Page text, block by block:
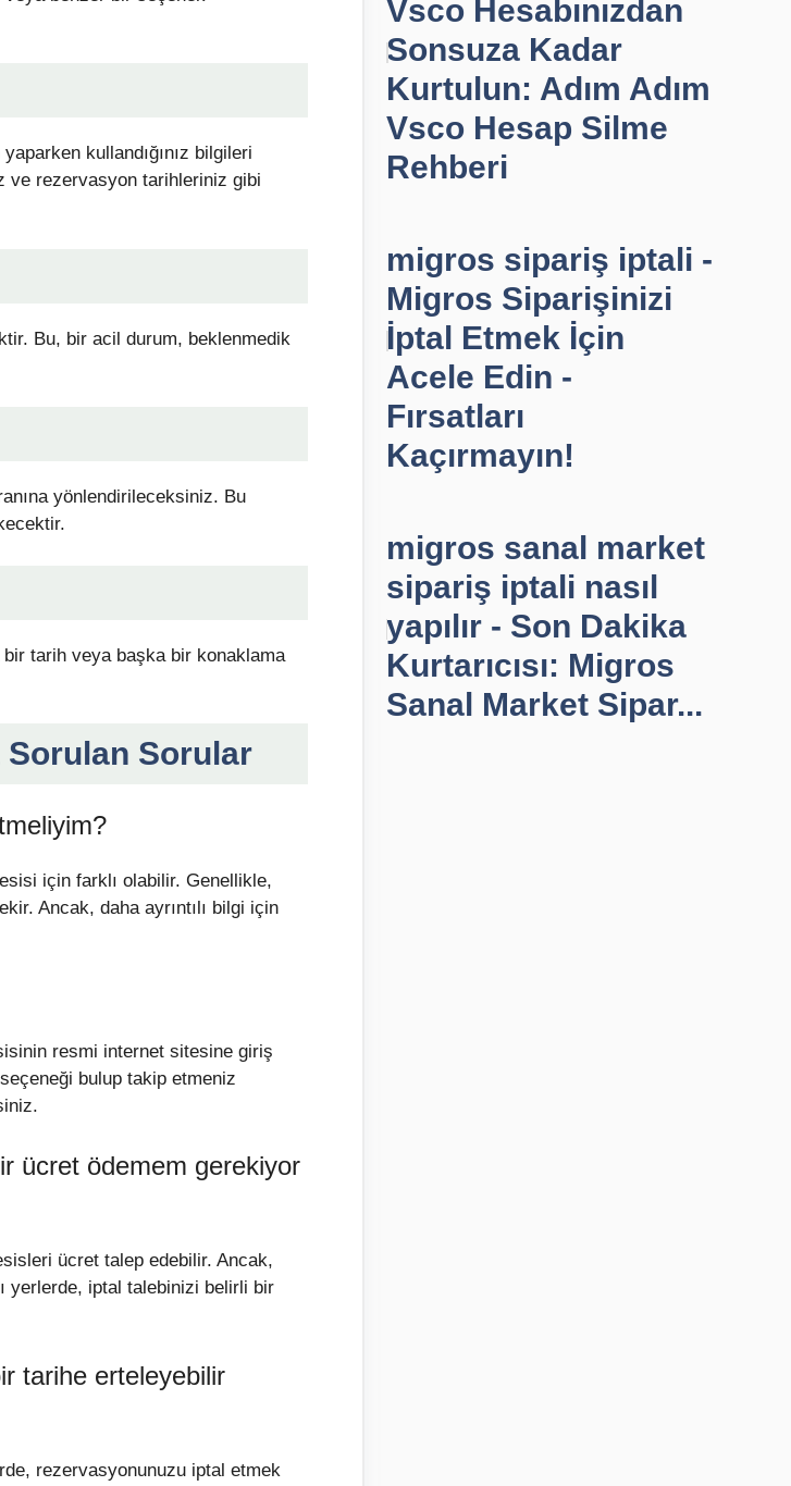
kullandığınız bilgileri
ve rezervasyon tarihleriniz gibi
Bu, bir acil durum, beklenmedik
yönlendirileceksiniz. Bu
tarih veya başka bir konaklama
Sorulan Sorular
için farklı olabilir. Genellikle,
Ancak, daha ayrıntılı bilgi için
resmi internet sitesine giriş
bulup takip etmeniz
ücret ödemem gerekiyor
ücret talep edebilir. Ancak,
yerlerde, iptal talebinizi belirli bir
tarihe erteleyebilir
rezervasyonunuzu iptal etmek
Vsco Hesabınızdan
Sonsuza Kadar
Kurtulun: Adım Adım
Vsco Hesap Silme
Rehberi
migros sipariş iptali -
Migros Siparişinizi
İptal Etmek İçin
Acele Edin -
Fırsatları
Kaçırmayın!
migros sanal market
sipariş iptali nasıl
yapılır - Son Dakika
Kurtarıcısı: Migros
Sanal Market Sipar...